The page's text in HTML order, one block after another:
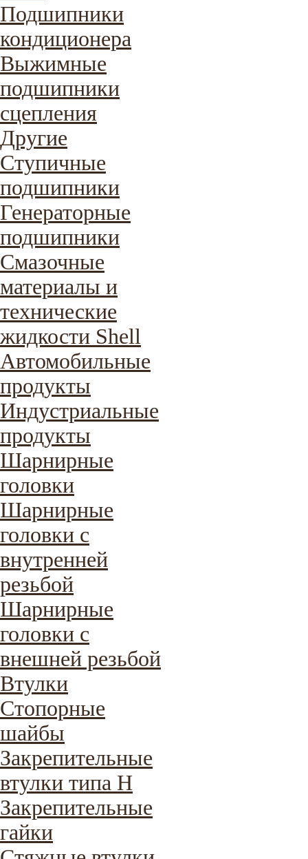
Подшипники
кондиционера
Выжимные
подшипники
сцепления
Другие
Ступичные
подшипники
Генераторные
подшипники
Смазочные
материалы и
технические
жидкости Shell
Автомобильные
продукты
Индустриальные
продукты
Шарнирные
головки
Шарнирные
головки с
внутренней
резьбой
Шарнирные
головки с
внешней резьбой
Втулки
Стопорные
шайбы
Закрепительные
втулки типа H
Закрепительные
гайки